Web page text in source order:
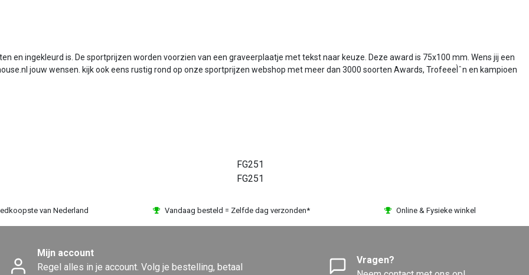
en ingekleurd is. De sportprijzen worden voorzien van een graveerplaatje met tekst naar keuze. Deze award is 75x100 mm. Wens jij een
jouw wensen. kijk ook eens rustig rond op onze sportprijzen webshop met meer dan 3000 soorten Awards, TrofeeeÌˆn en kampioen
FG251
FG251
van Nederland Vandaag besteld = Zelfde dag verzonden* Online & Fysieke winkel
Mijn account
Regel alles in je account. Volg je bestelling, betaal
Vragen?